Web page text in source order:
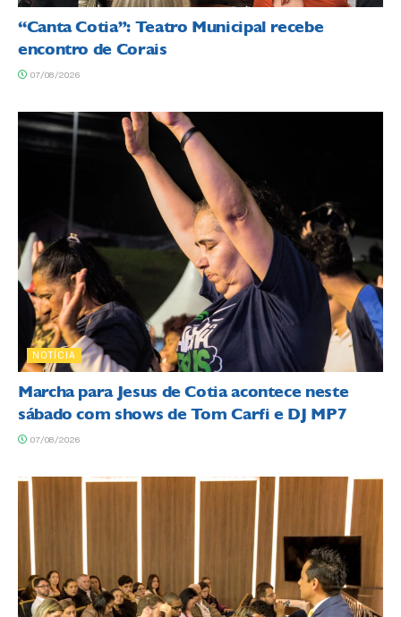
“Canta Cotia”: Teatro Municipal recebe
encontro de Corais
07/08/2026
NOTÍCIA
Marcha para Jesus de Cotia acontece neste
sábado com shows de Tom Carfi e DJ MP7
07/08/2026